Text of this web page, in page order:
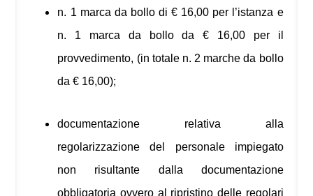
n. 1 marca da bollo di € 16,00 per l’istanza e
n. 1 marca da bollo da € 16,00 per il
provvedimento, (in totale n. 2 marche da bollo
da € 16,00);
documentazione relativa alla
regolarizzazione del personale impiegato
non risultante dalla documentazione
obbligatoria ovvero al ripristino delle regolari